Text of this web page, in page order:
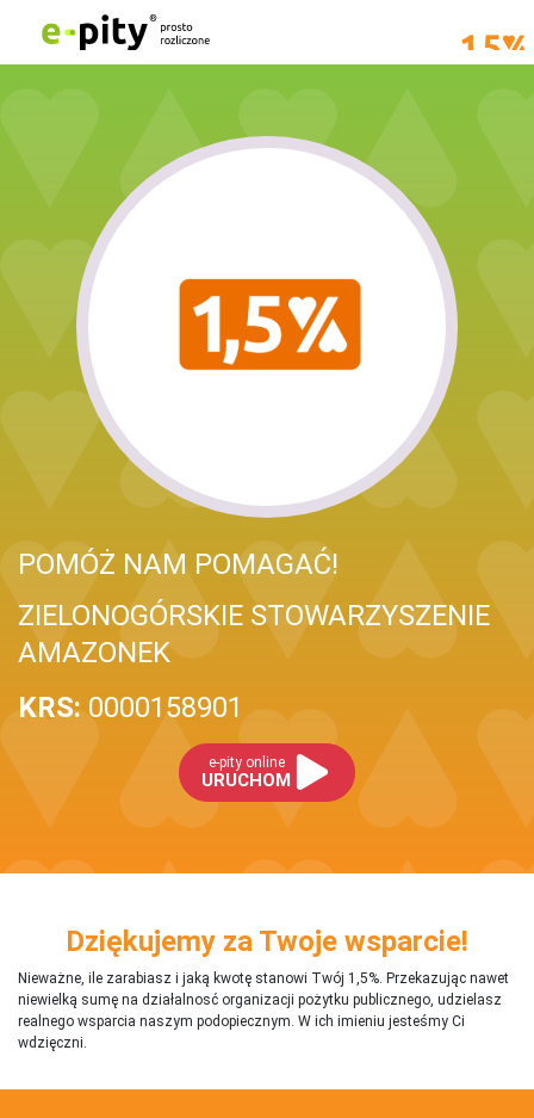
POMÓŻ NAM POMAGAĆ!
ZIELONOGÓRSKIE STOWARZYSZENIE
AMAZONEK
KRS: 0000158901
e-pity online
URUCHOM
Dziękujemy za Twoje wsparcie!
Nieważne, ile zarabiasz i jaką kwotę stanowi Twój 1,5%. Przekazując nawet
niewielką sumę na działalnosć organizacji pożytku publicznego, udzielasz
realnego wsparcia naszym podopiecznym. W ich imieniu jesteśmy Ci
wdzięczni.